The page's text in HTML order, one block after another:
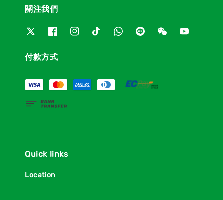
關注我們
付款方式
Quick links
Location